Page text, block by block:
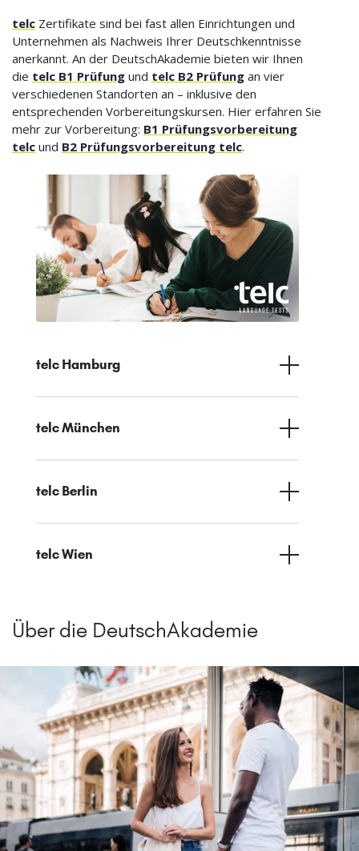
telc Zertifikate sind bei fast allen Einrichtungen und
Unternehmen als Nachweis Ihrer Deutschkenntnisse
anerkannt. An der DeutschAkademie bieten wir Ihnen
die telc B1 Prüfung und telc B2 Prüfung an vier
verschiedenen Standorten an – inklusive den
entsprechenden Vorbereitungskursen. Hier erfahren Sie
mehr zur Vorbereitung: B1 Prüfungsvorbereitung
telc und B2 Prüfungsvorbereitung telc.
telc Hamburg
telc München
telc Berlin
telc Wien
Über die DeutschAkademie